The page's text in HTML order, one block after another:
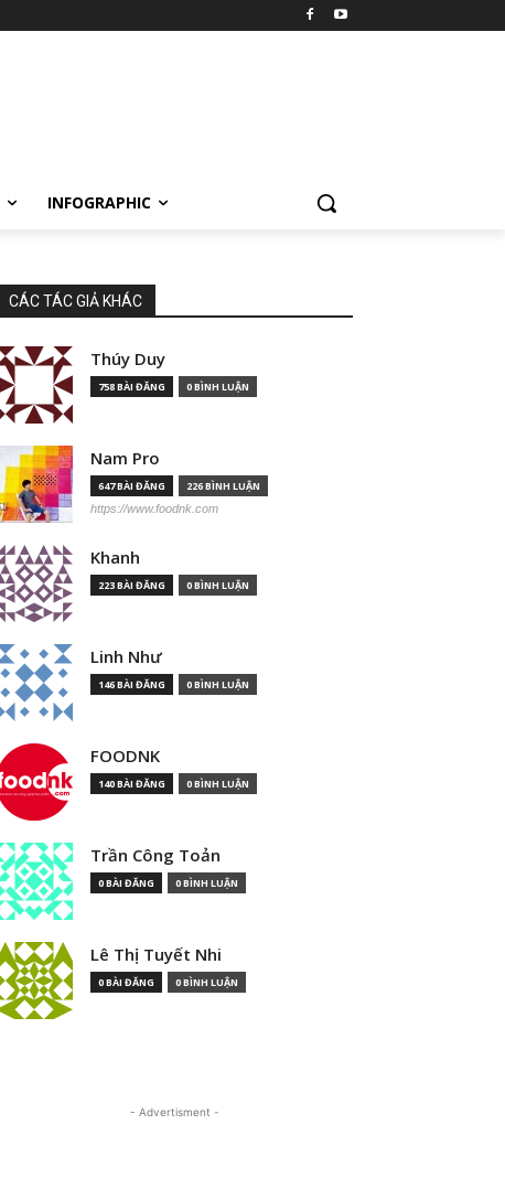
INFOGRAPHIC
CÁC TÁC GIẢ KHÁC
Thúy Duy
758 BÀI ĐĂNG 0 BÌNH LUẬN
Nam Pro
647 BÀI ĐĂNG 226 BÌNH LUẬN
https://www.foodnk.com
Khanh
223 BÀI ĐĂNG 0 BÌNH LUẬN
Linh Như
146 BÀI ĐĂNG 0 BÌNH LUẬN
FOODNK
140 BÀI ĐĂNG 0 BÌNH LUẬN
Trần Công Toản
0 BÀI ĐĂNG 0 BÌNH LUẬN
Lê Thị Tuyết Nhi
0 BÀI ĐĂNG 0 BÌNH LUẬN
- Advertisment -